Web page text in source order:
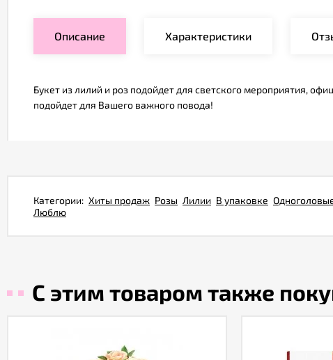
Описание Характеристики
Букет из лилий и роз подойдет для светского мероприятия,
подойдет для Вашего важного повода!
Категории: Хиты продаж Розы Лилии В упаковке
Люблю
С этим товаром также